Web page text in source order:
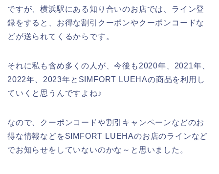
ですが、横浜駅にある知り合いのお店では、ライン登
録をすると、お得な割引クーポンやクーポンコードな
どが送られてくるからです。
それに私も含め多くの人が、今後も2020年、2021年、
2022年、2023年とSIMFORT LUEHAの商品を利用し
ていくと思うんですよね♪
なので、クーポンコードや割引キャンペーンなどのお
得な情報などをSIMFORT LUEHAのお店のラインなど
でお知らせをしていないのかな～と思いました。